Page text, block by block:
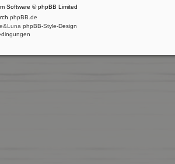
Software © phpBB Limited
phpBB.de
phpBB-Style-Design